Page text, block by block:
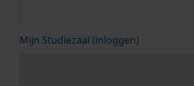
Mijn Studiezaal (inloggen)